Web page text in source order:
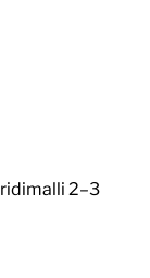
2–3